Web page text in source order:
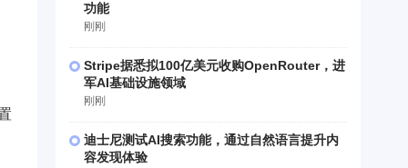
功能
刚刚
Stripe据悉拟100亿美元收购OpenRouter，进
军AI基础设施领域
刚刚
迪士尼测试AI搜索功能，通过自然语言提升内
容发现体验